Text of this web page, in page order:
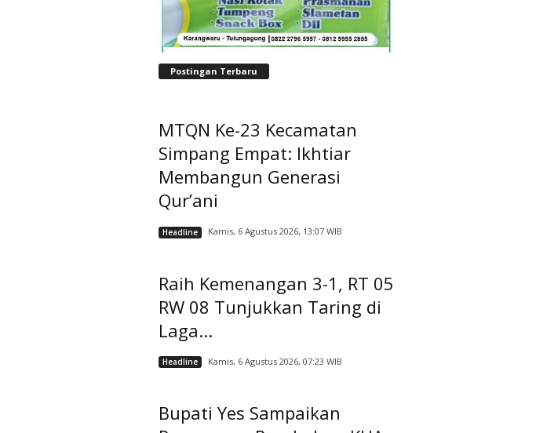
Postingan Terbaru
MTQN Ke-23 Kecamatan
Simpang Empat: Ikhtiar
Membangun Generasi
Qur’ani
Headline Kamis, 6 Agustus 2026, 13:07 WIB
Raih Kemenangan 3-1, RT 05
RW 08 Tunjukkan Taring di
Laga...
Headline Kamis, 6 Agustus 2026, 07:23 WIB
Bupati Yes Sampaikan